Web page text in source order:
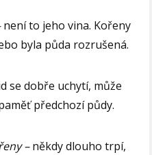
není to jeho vina. Kořeny
byla půda rozrušená.
se dobře uchytí, může
předchozí půdy.
–někdy dlouho trpí,